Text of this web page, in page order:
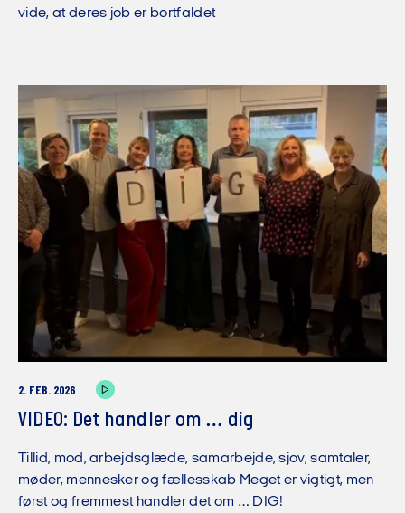
vide, at deres job er bortfaldet
2. FEB. 2026
VIDEO: Det handler om … dig
Tillid, mod, arbejdsglæde, samarbejde, sjov, samtaler,
møder, mennesker og fællesskab Meget er vigtigt, men
først og fremmest handler det om … DIG!